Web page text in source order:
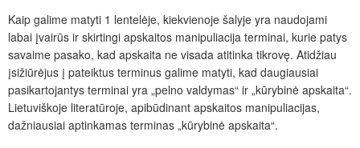
Kaip galime matyti 1 lentelėje, kiekvienoje šalyje yra naudojami
labai įvairūs ir skirtingi apskaitos manipuliacija terminai, kurie patys
savaime pasako, kad apskaita ne visada atitinka tikrovę. Atidžiau
įsižiūrėjus į pateiktus terminus galime matyti, kad daugiausiai
pasikartojantys terminai yra „pelno valdymas“ ir „kūrybinė apskaita“.
Lietuviškoje literatūroje, apibūdinant apskaitos manipuliacijas,
dažniausiai aptinkamas terminas „kūrybinė apskaita“.